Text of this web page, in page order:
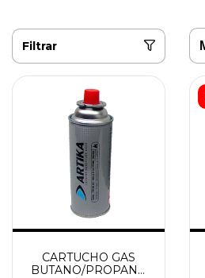
Filtrar
CARTUCHO GAS
BUTANO/PROPANO